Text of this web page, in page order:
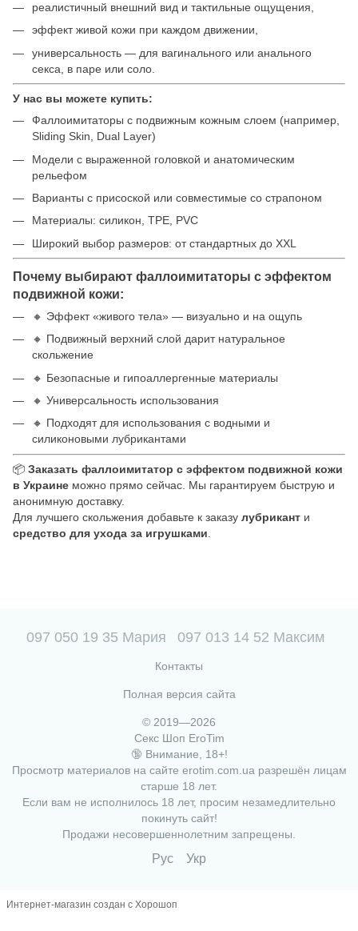
реалистичный внешний вид и тактильные ощущения,
эффект живой кожи при каждом движении,
универсальность — для вагинального или анального
секса, в паре или соло.
У нас вы можете купить:
Фаллоимитаторы с подвижным кожным слоем (например,
Sliding Skin, Dual Layer)
Модели с выраженной головкой и анатомическим
рельефом
Варианты с присоской или совместимые со страпоном
Материалы: силикон, TPE, PVC
Широкий выбор размеров: от стандартных до XXL
Почему выбирают фаллоимитаторы с эффектом
подвижной кожи:
🔸 Эффект «живого тела» — визуально и на ощупь
🔸 Подвижный верхний слой дарит натуральное
скольжение
🔸 Безопасные и гипоаллергенные материалы
🔸 Универсальность использования
🔸 Подходят для использования с водными и
силиконовыми лубрикантами
📦 Заказать фаллоимитатор с эффектом подвижной кожи
в Украине можно прямо сейчас. Мы гарантируем быструю и
анонимную доставку.
Для лучшего скольжения добавьте к заказу лубрикант и
средство для ухода за игрушками
097 050 19 35 Мария 097 013 14 52 Максим
Контакты
Полная версия сайта
© 2019—2026
Секс Шоп EroTim
🔞 Внимание, 18+!
Просмотр материалов на сайте erotim.com.ua разрешён лицам
старше 18 лет.
Если вам не исполнилось 18 лет, просим незамедлительно
покинуть сайт!
Продажи несовершеннолетним запрещены.
Рус Укр
Интернет-магазин создан с Хорошоп